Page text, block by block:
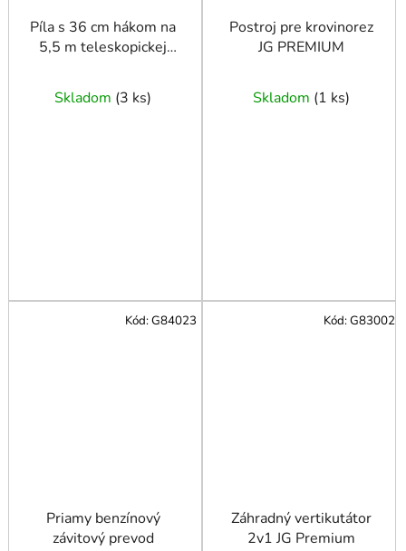
Píla s 36 cm hákom na
5,5 m teleskopickej
Skladom (3 ks)
Postroj pre krovinorez
JG PREMIUM
Skladom (1 ks)
Priamy benzínový
závitový prevod
Kód:G84023
Záhradný vertikutátor
2v1 JG Premium
Kód:G83002